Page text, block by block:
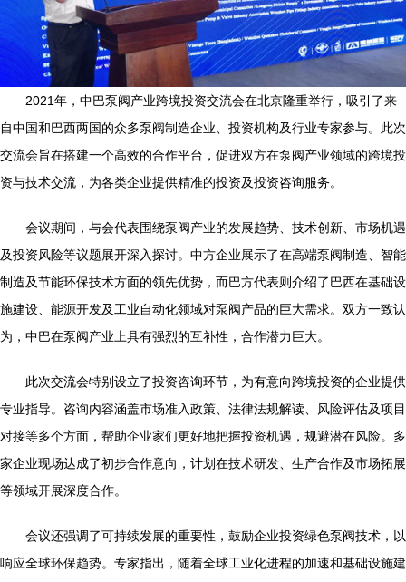
2021年，中巴泵阀产业跨境投资交流会在北京隆重举行，吸引了来
自中国和巴西两国的众多泵阀制造企业、投资机构及行业专家参与。此次
交流会旨在搭建一个高效的合作平台，促进双方在泵阀产业领域的跨境投
资与技术交流，为各类企业提供精准的投资及投资咨询服务。
会议期间，与会代表围绕泵阀产业的发展趋势、技术创新、市场机遇
及投资风险等议题展开深入探讨。中方企业展示了在高端泵阀制造、智能
制造及节能环保技术方面的领先优势，而巴方代表则介绍了巴西在基础设
施建设、能源开发及工业自动化领域对泵阀产品的巨大需求。双方一致认
为，中巴在泵阀产业上具有强烈的互补性，合作潜力巨大。
此次交流会特别设立了投资咨询环节，为有意向跨境投资的企业提供
专业指导。咨询内容涵盖市场准入政策、法律法规解读、风险评估及项目
对接等多个方面，帮助企业家们更好地把握投资机遇，规避潜在风险。多
家企业现场达成了初步合作意向，计划在技术研发、生产合作及市场拓展
等领域开展深度合作。
会议还强调了可持续发展的重要性，鼓励企业投资绿色泵阀技术，以
响应全球环保趋势。专家指出，随着全球工业化进程的加速和基础设施建